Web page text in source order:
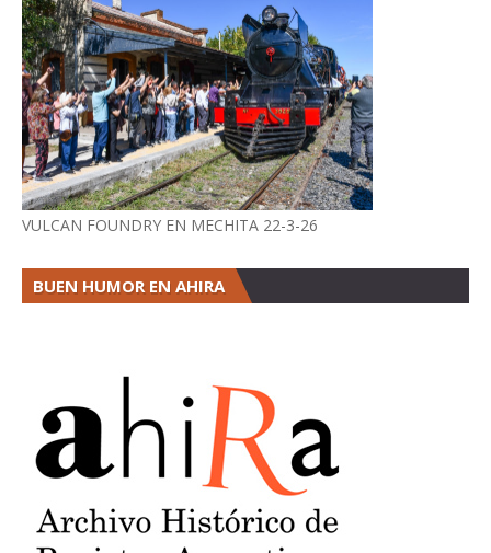
VULCAN FOUNDRY EN MECHITA 22-3-26
BUEN HUMOR EN AHIRA